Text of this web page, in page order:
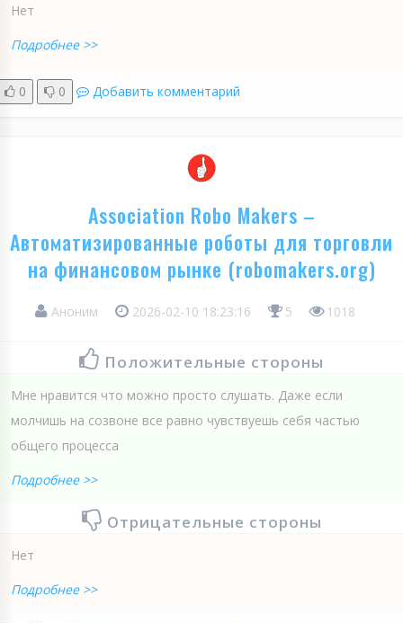
Нет
Подробнее >>
0 0 Добавить комментарий
Association Robo Makers –
Автоматизированные роботы для торговли
на финансовом рынке (robomakers.org)
Аноним 2026-02-10 18:23:16 5 1018
Положительные стороны
Мне нравится что можно просто слушать. Даже если
молчишь на созвоне все равно чувствуешь себя частью
общего процесса
Подробнее >>
Отрицательные стороны
Нет
Подробнее >>